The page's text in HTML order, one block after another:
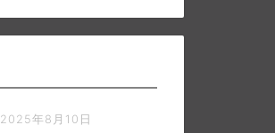
2025年8月10日